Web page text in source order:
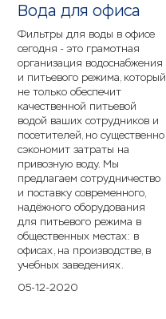
Вода для офиса
Фильтры для воды в офисе
сегодня - это грамотная
организация водоснабжения
и питьевого режима, который
не только обеспечит
качественной питьевой
водой ваших сотрудников и
посетителей, но существенно
сэкономит затраты на
привозную воду. Мы
предлагаем сотрудничество
и поставку современного,
надёжного оборудования
для питьевого режима в
общественных местах: в
офисах, на производстве, в
учебных заведениях.
05-12-2020